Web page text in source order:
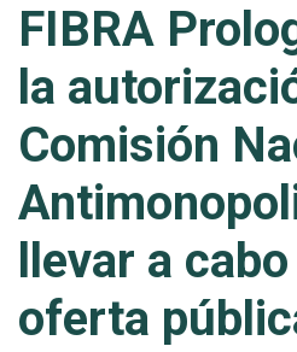
FIBRA
la
Comisión
llevar a
oferta